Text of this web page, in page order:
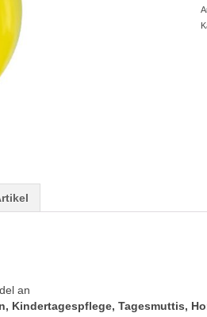
an
Kindertagespflege, Tagesmuttis,